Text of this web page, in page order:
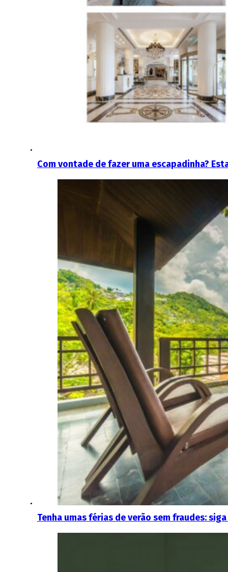
Com vontade de fazer uma escapadinha?
Tenha umas férias de verão sem fraudes: